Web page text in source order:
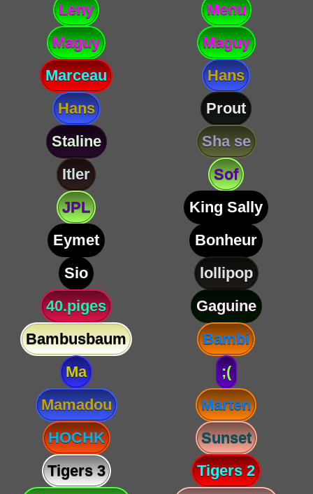
Leny
Menu
Maguy
Maguy
Marceau
Hans
Hans
Prout
Staline
Sha se
Itler
Sof
JPL
King Sally
Eymet
Bonheur
Sio
lollipop
40.piges
Gaguine
Bambusbaum
Bambi
Ma
;(
Mamadou
Marten
HOCHK
Sunset
Tigers 3
Tigers 2